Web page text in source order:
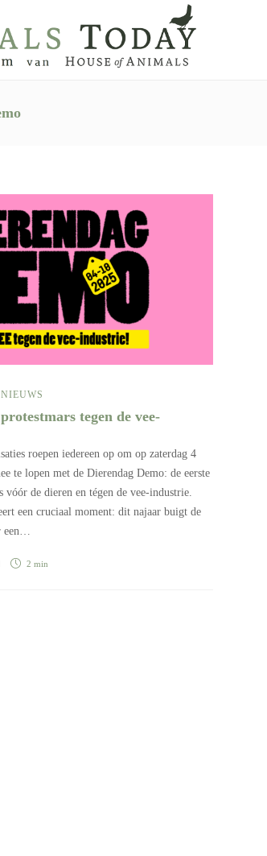
NIEUWS
tegen de vee-
roepen iedereen op om op zaterdag 4
te lopen met de Dierendag Demo: de eerste
vóór de dieren en tégen de vee-industrie.
een cruciaal moment: dit najaar buigt de
2 min